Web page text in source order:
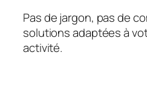
Pas de jargon, pas de
solutions adaptées à
activité.